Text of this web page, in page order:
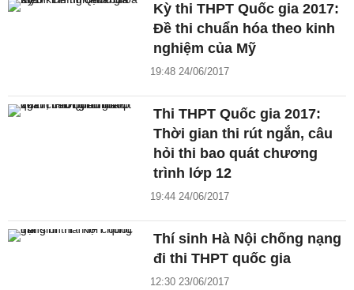
Kỳ thi THPT Quốc gia 2017:
Đề thi chuẩn hóa theo kinh
nghiệm của Mỹ
19:48 24/06/2017
Thi THPT Quốc gia 2017:
Thời gian thi rút ngắn, câu
hỏi thi bao quát chương
trình lớp 12
19:44 24/06/2017
Thí sinh Hà Nội chống nạng
đi thi THPT quốc gia
12:30 23/06/2017